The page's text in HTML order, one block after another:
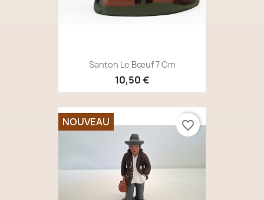
Santon Le Bœuf 7 Cm
10,50 €
NOUVEAU favorite_border